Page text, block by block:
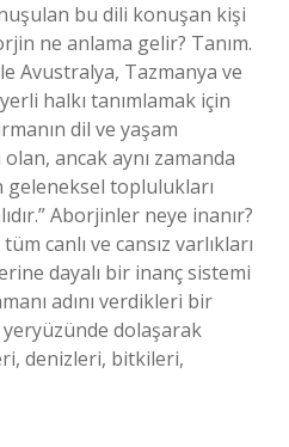
bu dili konuşan kişi
ne anlama gelir? Tanım.
Avustralya, Tazmanya ve
halkı tanımlamak için
dil ve yaşam
ancak aynı zamanda
geleneksel toplulukları
Aborjinler neye inanır?
canlı ve cansız varlıkları
dayalı bir inanç sistemi
adını verdikleri bir
dolaşarak
denizleri, bitkileri,